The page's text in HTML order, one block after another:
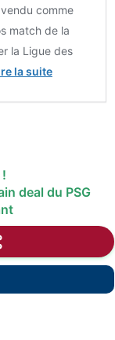
comme
match de la
la Ligue des
la suite
deal du PSG